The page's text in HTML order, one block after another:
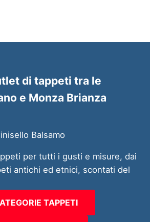
di tappeti tra le
e Monza Brianza
Balsamo
per tutti i gusti e misure, dai
antichi ed etnici, scontati del
TAPPETI